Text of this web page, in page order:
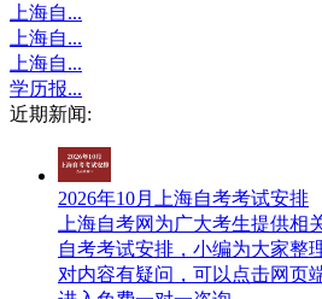
上海自...
上海自...
上海自...
学历报...
近期新闻:
2026年10月上海自考考试安排
上海自考网​为广大考生提供相
自考考试安排，小编为大家整
对内容有疑问，可以点击网页